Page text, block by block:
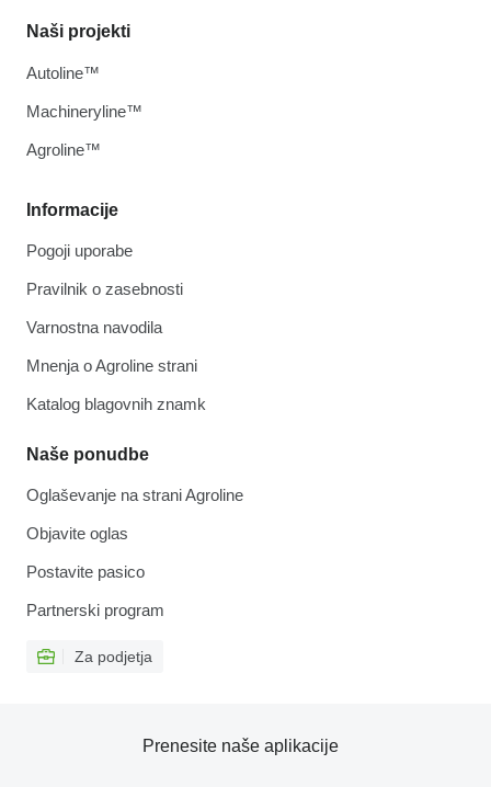
Informacije
Pogoji uporabe
Pravilnik o zasebnosti
Varnostna navodila
Mnenja o Agroline strani
Katalog blagovnih znamk
Naše ponudbe
Oglaševanje na strani Agroline
Objavite oglas
Postavite pasico
Partnerski program
Za podjetja
Naši projekti
Autoline™
Machineryline™
Agroline™
Prenesite naše aplikacije